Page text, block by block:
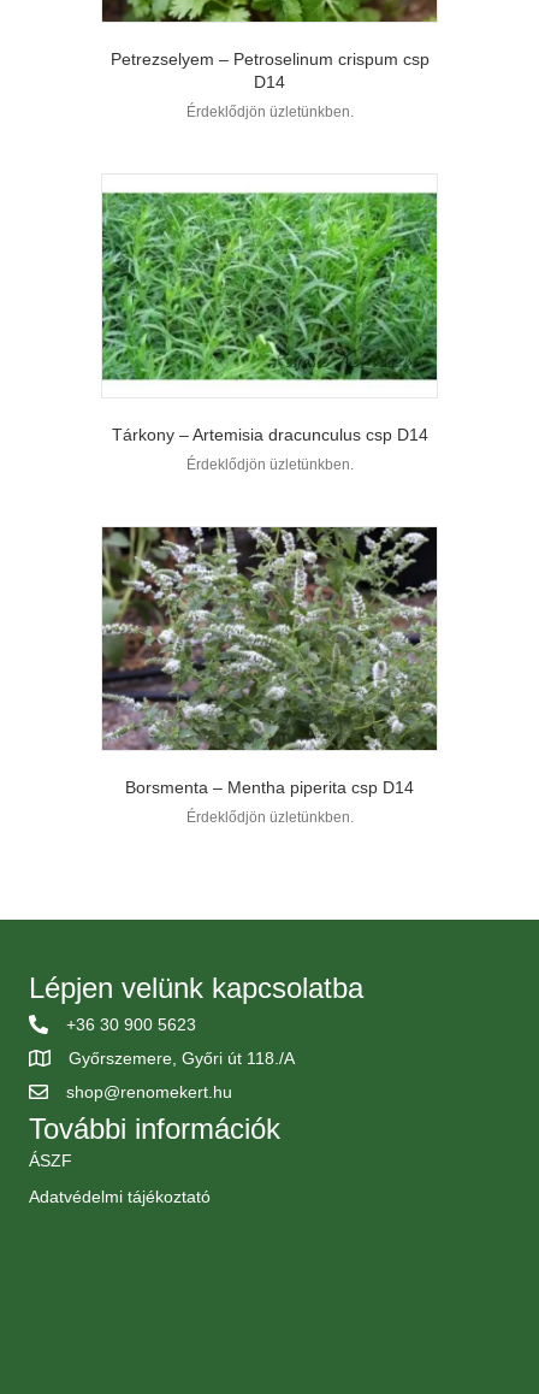
Petrezselyem – Petroselinum crispum csp
D14
Érdeklődjön üzletünkben.
Tárkony – Artemisia dracunculus csp D14
Érdeklődjön üzletünkben.
Borsmenta – Mentha piperita csp D14
Érdeklődjön üzletünkben.
Lépjen velünk kapcsolatba
+36 30 900 5623
Győrszemere, Győri út 118./A
shop@renomekert.hu
További információk
ÁSZF
Adatvédelmi tájékoztató